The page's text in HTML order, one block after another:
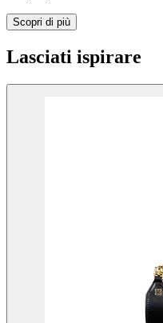
Scopri di più
Lasciati ispirare